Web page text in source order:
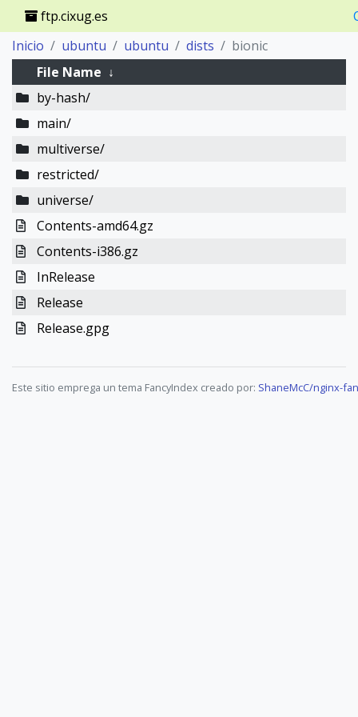
ftp.cixug.es
Inicio
ubuntu ubuntu dists
bionic
File Name ↓
by-hash/
main/
multiverse/
restricted/
universe/
Contents-amd64.gz
Contents-i386.gz
InRelease
Release
Release.gpg
Este sitio emprega un tema FancyIndex creado por: ShaneMcC/nginx-